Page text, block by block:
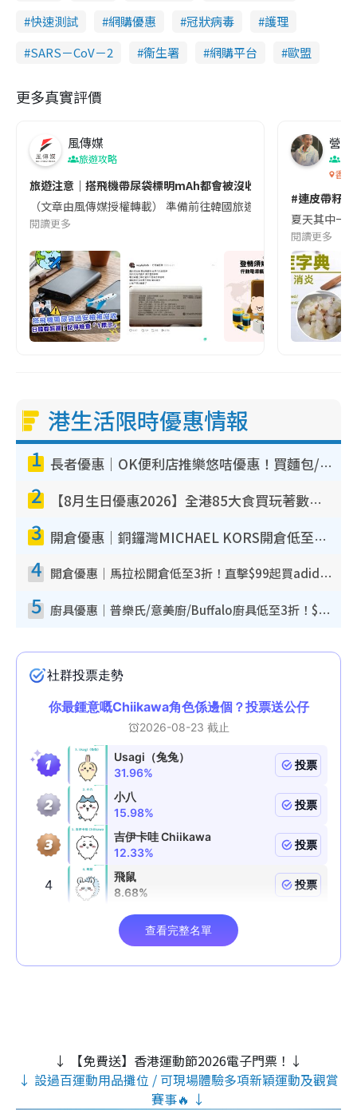
快速測試
網購優惠 冠狀病毒
護理
SARS－CoV－2
衞生署 網購平台 歐盟
更多真實評價
風傳媒
旅遊攻略
旅遊注意｜搭飛機帶尿袋標明mAh都會被沒收😱出發前切記檢查
（文章由風傳媒授權轉載） 準備前往韓國旅遊的民眾，近期要
閱讀更多
營養
香港
#連皮帶籽
夏天其中一
閱讀更多
港生活限時優惠情報
1 長者優惠｜OK便利店推樂悠咭優惠！買麵包/牛奶/保健品拍卡即減
2 【8月生日優惠2026】全港85大食買玩著數攻略 自助餐/火鍋放題同行免費＋誠品/DONKI送現金券
3 開倉優惠｜銅鑼灣MICHAEL KORS開倉低至17折！直擊$500起買手袋/銀包/鞋款 必買經典Jet Set系列
4 開倉優惠｜馬拉松開倉低至3折！直擊$99起買adidas／New Balance／Puma鞋款 STANLEY保溫杯劈價至$119起
5 廚具優惠｜普樂氏/意美廚/Buffalo廚具低至3折！$89起買煎鍋／炒鑊／個人鍋 同場小家電激減至$99起
↓ 【免費送】香港運動節2026電子門票！↓
↓ 設過百運動用品攤位 / 可現場體驗多項新穎運動及觀賞
賽事🔥 ↓